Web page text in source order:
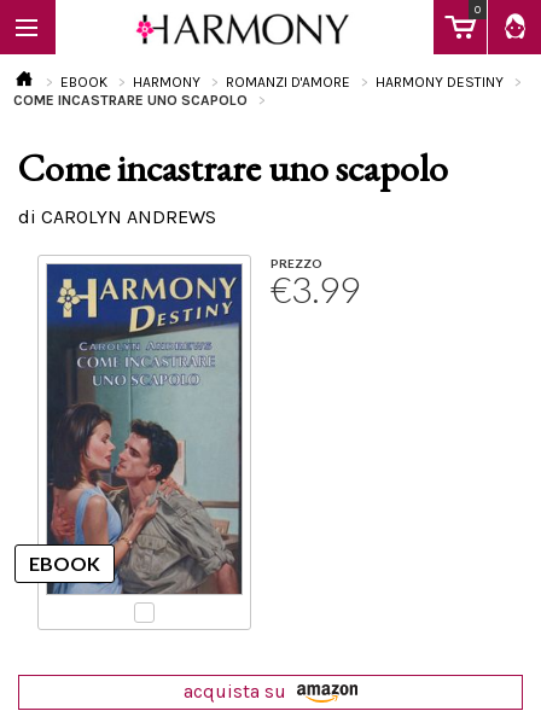
0
EBOOK
Calendario
EBOOK HARMONY ROMANZI D'AMORE
HARMONY DESTINY
COME INCASTRARE UNO SCAPOLO
Come incastrare uno scapolo
di CAROLYN ANDREWS
PREZZO
€3.99
acquista su